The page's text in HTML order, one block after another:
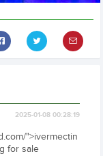
2025-01-08 00:28:19
">ivermectin
for sale